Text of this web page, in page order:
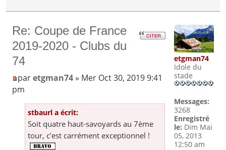
Re: Coupe de France
2019-2020 - Clubs du
74
paretgman74» Mer Oct 30, 2019 9:41
pm
stbaurl a écrit:
Soit quatre haut-savoyards au 7ème
tour, c'est carrément exceptionnel !
etgman74
Idole du
stade
Messages:
3268
Enregistré
le: Dim Mai
05, 2013
12:50 am